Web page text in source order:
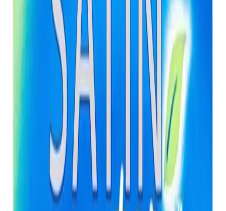
Ürünün en dikkat çekici özelliklerinden biri, naneli aromasıdır. Bu
özellik, kullanım sırasında ferahlık hissi sağlar ve ağızda hoş bir
mentollü tat bırakır. Kullanıcılar, diş ipi kullanımı sırasında
tazelenmiş ve temiz bir ağız ortamı deneyimlediklerini
belirtmektedir. Ayrıca, nane ferahlığı, diş eti sağlığını destekleyen ve
ağız kokusunu önleyen önemli bir faktördür.
Kullanım Kolaylığı ve Konfor
Oral-B Satin Tape Diş İpi, yüksek ve esnek yapısıyla diş etlerine ve
parmaklara karşı hassastır. Bu sayede, özellikle hassas diş etlerine
sahip kişiler için uygun bir seçimdir. Kullanıcılar, ürünün pratikliği
sayesinde günlük ağız bakım rutininin vazgeçilmez bir parçası haline
getirmiştir. Ürünün geniş yüzey alanı, dişler arasındaki geniş
boşlukların etkili şekilde temizlenmesine olanak tanır böylece diş taşı
ve plak oluşumunu azaltmaya yardımcı olur.
Müşteri Geri Bildirimleri ve
Değerlendirmeler